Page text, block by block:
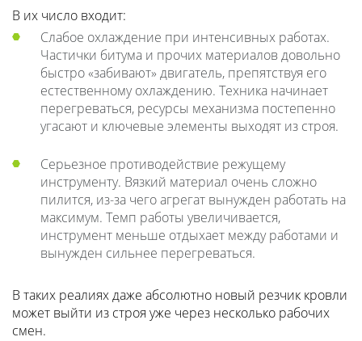
В их число входит:
Слабое охлаждение при интенсивных работах.
Частички битума и прочих материалов довольно
быстро «забивают» двигатель, препятствуя его
естественному охлаждению. Техника начинает
перегреваться, ресурсы механизма постепенно
угасают и ключевые элементы выходят из строя.
Серьезное противодействие режущему
инструменту. Вязкий материал очень сложно
пилится, из-за чего агрегат вынужден работать на
максимум. Темп работы увеличивается,
инструмент меньше отдыхает между работами и
вынужден сильнее перегреваться.
В таких реалиях даже абсолютно новый резчик кровли
может выйти из строя уже через несколько рабочих
смен.